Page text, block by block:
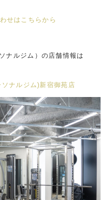
せはこちらから
ナルジム）の店舗情報は
ナルジム)新宿御苑店